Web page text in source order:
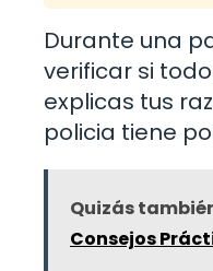
Durante una
verificar si
explicas tus
policia tiene
Quizás
Consejos